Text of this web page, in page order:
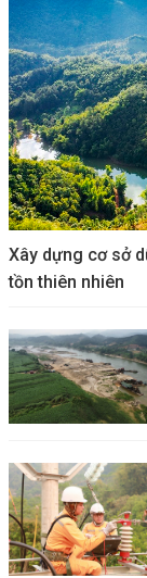
Xây dựng cơ sở
tồn thiên nhiên